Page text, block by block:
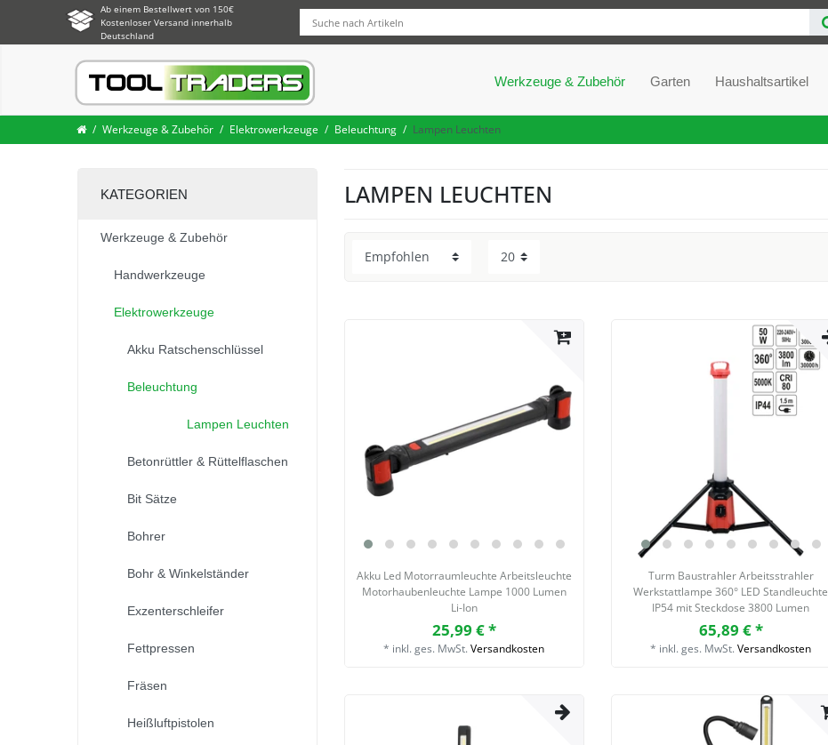
Ab einem Bestellwert von 150€
Kostenloser Versand innerhalb
Deutschland
Werkzeuge & Zubehör Garten Haushaltsartikel
Werkzeuge & Zubehör Elektrowerkzeuge Beleuchtung Lampen Leuchten
KATEGORIEN
Werkzeuge & Zubehör
Handwerkzeuge
Elektrowerkzeuge
Akku Ratschenschlüssel
Beleuchtung
Lampen Leuchten
Betonrüttler & Rüttelflaschen
Bit Sätze
Bohrer
Bohr & Winkelständer
Exzenterschleifer
Fettpressen
Fräsen
Heißluftpistolen
LAMPEN LEUCHTEN
Akku Led Motorraumleuchte Arbeitsleuchte
Motorhaubenleuchte Lampe 1000 Lumen
Li-Ion
25,99 € *
* inkl. ges. MwSt. Versandkosten
Turm Baustrahler Arbeitsstrahler
Werkstattlampe 360° LED Standleuchte
IP54 mit Steckdose 3800 Lumen
65,89 € *
* inkl. ges. MwSt. Versandkosten